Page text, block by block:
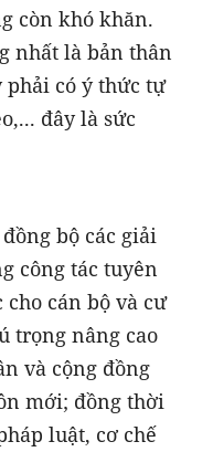
còn khó khăn.
nhất là bản thân
có ý thức tự
đây là sức
bộ các giải
công tác tuyên
cán bộ và cư
trọng nâng cao
và cộng đồng
mới; đồng thời
luật, cơ chế